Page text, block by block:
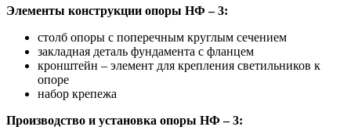
Элементы конструкции опоры НФ – 3:
столб опоры с поперечным круглым сечением
закладная деталь фундамента с фланцем
кронштейн – элемент для крепления светильников к
опоре
набор крепежа
Производство и установка опоры НФ – 3: